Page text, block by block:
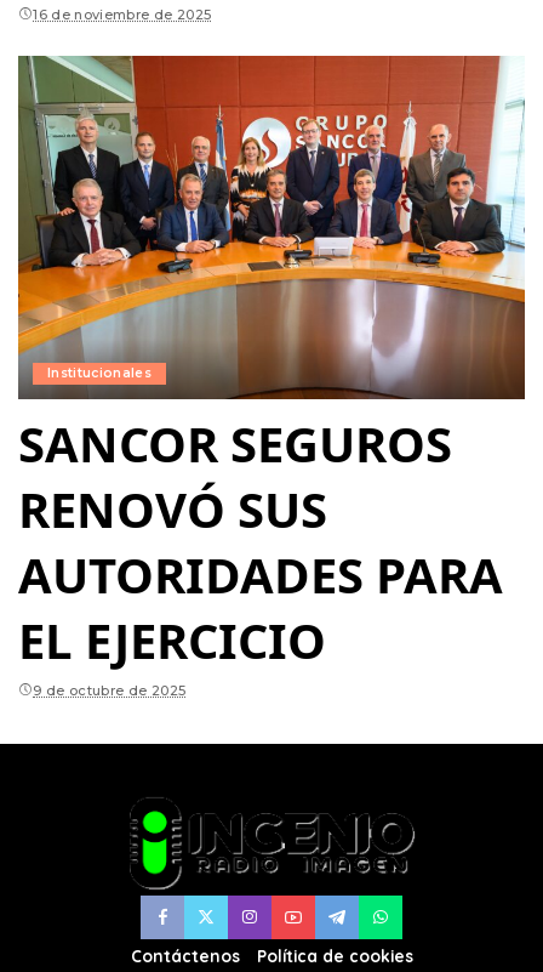
16 de noviembre de 2025
Institucionales
SANCOR SEGUROS
RENOVÓ SUS
AUTORIDADES PARA
EL EJERCICIO
9 de octubre de 2025
Contáctenos Política de cookies